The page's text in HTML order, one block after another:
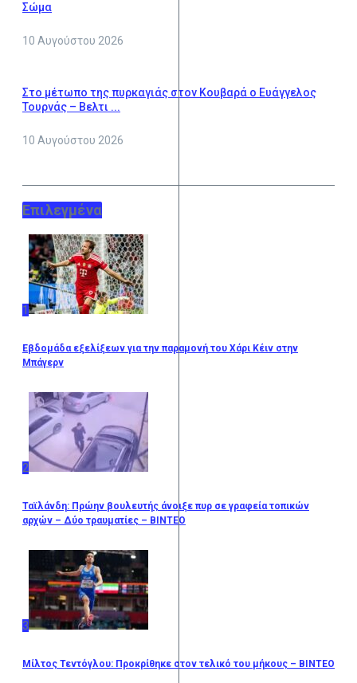
Σώμα
10 Αυγούστου 2026
Στο μέτωπο της πυρκαγιάς στον Κουβαρά ο Ευάγγελος
Τουρνάς – Βελτι ...
10 Αυγούστου 2026
Επιλεγμένα
1
Εβδομάδα εξελίξεων για την παραμονή του Χάρι Κέιν στην
Μπάγερν
2
Ταϊλάνδη: Πρώην βουλευτής άνοιξε πυρ σε γραφεία τοπικών
αρχών – Δύο τραυματίες – ΒΙΝΤΕΟ
3
Μίλτος Τεντόγλου: Προκρίθηκε στον τελικό του μήκους – ΒΙΝΤΕΟ